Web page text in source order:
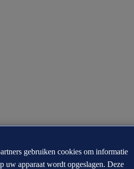
gebruiken cookies om informatie
uw apparaat wordt opgeslagen. Deze